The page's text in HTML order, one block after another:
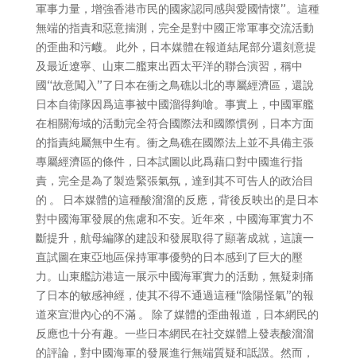
軍事力量，增強香港市民的國家認同感與愛國情懷”。這種
無端的指責和惡意揣測，完全是對中國正常軍事交流活動
的歪曲和污衊。 此外，日本媒體在報道結尾部分還刻意提
及最近遼寧、山東二艦東出西太平洋的聯合演習，稱中
國“故意闖入”了日本在衝之鳥礁以北的專屬經濟區，還說
日本自衛隊因爲這事被中國溜得夠嗆。事實上，中國軍艦
在相關海域的活動完全符合國際法和國際慣例，日本方面
的指責純屬無中生有。衝之鳥礁在國際法上並不具備主張
專屬經濟區的條件，日本試圖以此爲藉口對中國進行指
責，完全是為了製造緊張氣氛，達到其不可告人的政治目
的 。 日本媒體的這種酸溜溜的反應，背後反映出的是日本
對中國海軍發展的焦慮和不安。近年來，中國海軍實力不
斷提升，航母編隊的建設和發展取得了顯著成就，這讓一
直試圖在東亞地區保持軍事優勢的日本感到了巨大的壓
力。山東艦訪港這一展示中國海軍實力的活動，無疑刺痛
了日本的敏感神經，使其不得不通過這種“陰陽怪氣”的報
道來宣泄內心的不滿 。 除了媒體的歪曲報道，日本網民的
反應也十分有趣。一些日本網民在社交媒體上發表酸溜溜
的評論，對中國海軍的發展進行無端質疑和詆譭。然而，